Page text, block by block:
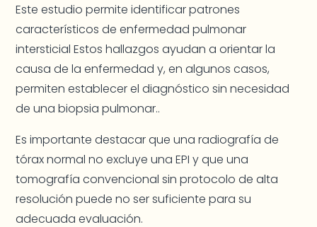
Este estudio permite identificar patrones
característicos de enfermedad pulmonar
intersticial Estos hallazgos ayudan a orientar la
causa de la enfermedad y, en algunos casos,
permiten establecer el diagnóstico sin necesidad
de una biopsia pulmonar..
Es importante destacar que una radiografía de
tórax normal no excluye una EPI y que una
tomografía convencional sin protocolo de alta
resolución puede no ser suficiente para su
adecuada evaluación.